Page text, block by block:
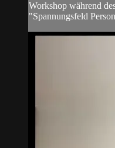
Workshop während
"Spannungsfeld